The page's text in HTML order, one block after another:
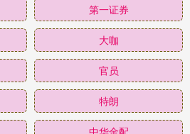
第一证券
大咖
官员
特朗
中华金配